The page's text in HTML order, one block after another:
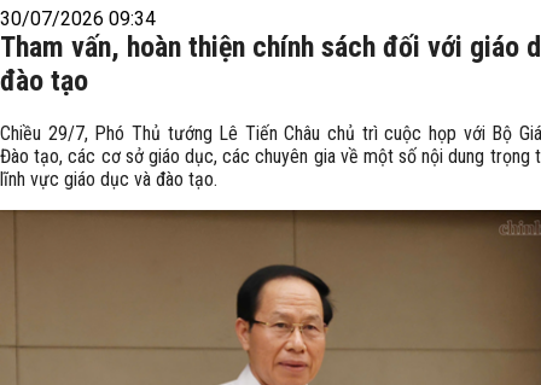
30/07/2026 09:34
Tham vấn, hoàn thiện chính sách đối với giáo
đào tạo
Chiều 29/7, Phó Thủ tướng Lê Tiến Châu chủ trì cuộc họp với Bộ
Đào tạo, các cơ sở giáo dục, các chuyên gia về một số nội dung trọng
lĩnh vực giáo dục và đào tạo.